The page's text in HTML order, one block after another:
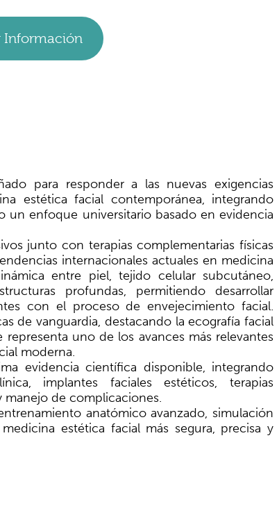
Información
para responder a las nuevas exigencias
estética facial contemporánea, integrando
un enfoque universitario basado en evidencia
junto con terapias complementarias físicas
internacionales actuales en medicina
entre piel, tejido celular subcutáneo,
profundas, permitiendo desarrollar
con el proceso de envejecimiento facial.
de vanguardia, destacando la ecografía facial
uno de los avances más relevantes
moderna.
evidencia científica disponible, integrando
implantes faciales estéticos, terapias
manejo de complicaciones.
anatómico avanzado, simulación
estética facial más segura, precisa y